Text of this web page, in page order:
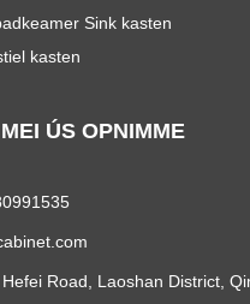
Sink kasten
kasten
ÚS OPNIMME
Road, Laoshan District,